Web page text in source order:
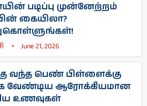
படிப்பு முன்னேற்றம்
கையிலா?
June 21, 2026
வந்த பெண் பிள்ளைக்கு
வேண்டிய ஆரோக்கியமான
உணவுகள்